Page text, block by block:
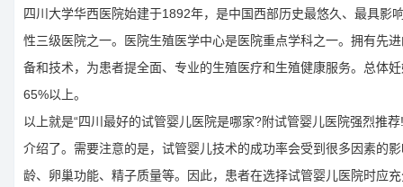
四川大学华西医院始建于1892年，是中国西部历史最悠久、最具影
性三级医院之一。医院生殖医学中心是医院重点学科之一。拥有先
备和技术，为患者提全面、专业的生殖医疗和生殖健康服务。总体
65%以上。
以上就是“四川最好的试管婴儿医院是哪家?附试管婴儿医院强烈推荐
介绍了。需要注意的是，试管婴儿技术的成功率会受到很多因素的
龄、卵巢功能、精子质量等。因此，患者在选择试管婴儿医院时应